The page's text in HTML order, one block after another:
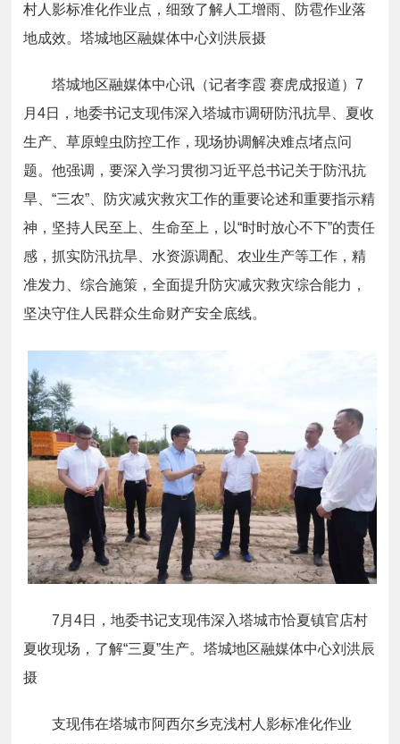
村人影标准化作业点，细致了解人工增雨、防雹作业落
地成效。塔城地区融媒体中心刘洪辰摄
塔城地区融媒体中心讯（记者李霞 赛虎成报道）7
月4日，地委书记支现伟深入塔城市调研防汛抗旱、夏收
生产、草原蝗虫防控工作，现场协调解决难点堵点问
题。他强调，要深入学习贯彻习近平总书记关于防汛抗
旱、“三农”、防灾减灾救灾工作的重要论述和重要指示精
神，坚持人民至上、生命至上，以“时时放心不下”的责任
感，抓实防汛抗旱、水资源调配、农业生产等工作，精
准发力、综合施策，全面提升防灾减灾救灾综合能力，
坚决守住人民群众生命财产安全底线。
7月4日，地委书记支现伟深入塔城市恰夏镇官店村
夏收现场，了解“三夏”生产。塔城地区融媒体中心刘洪辰
摄
支现伟在塔城市阿西尔乡克浅村人影标准化作业